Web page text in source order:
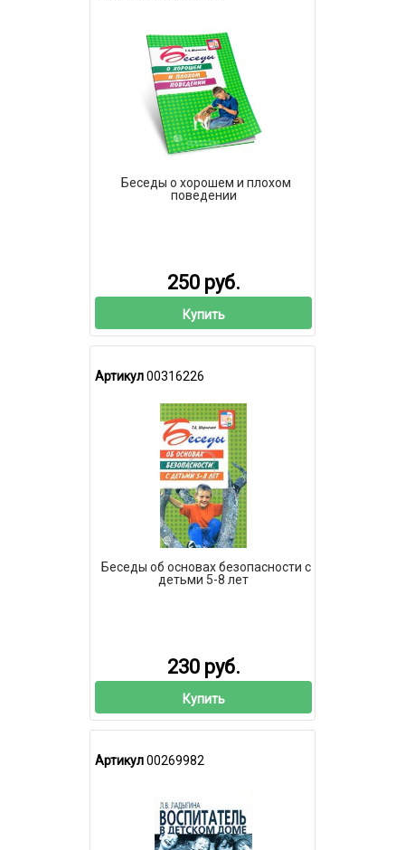
Беседы о хорошем и плохом
поведении
250 руб.
Купить
Артикул00316226
Беседы об основах безопасности с
детьми 5-8 лет
230 руб.
Купить
Артикул00269982